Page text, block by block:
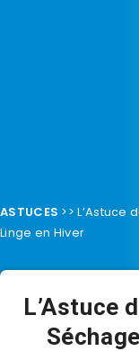
ASTUCES >>L’Astuce
Linge en Hiver
L’Astuce